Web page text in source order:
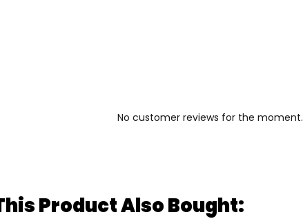
No customer reviews for the moment.
Product Also Bought: